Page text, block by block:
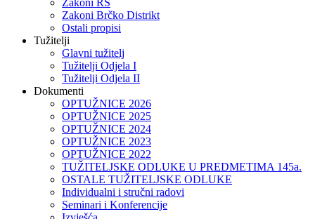
Zakoni RS
Zakoni Brčko Distrikt
Ostali propisi
Tužitelji
Glavni tužitelj
Tužitelji Odjela I
Tužitelji Odjela II
Dokumenti
OPTUŽNICE 2026
OPTUŽNICE 2025
OPTUŽNICE 2024
OPTUŽNICE 2023
OPTUŽNICE 2022
TUŽITELJSKE ODLUKE U PREDMETIMA 145a.
OSTALE TUŽITELJSKE ODLUKE
Individualni i stručni radovi
Seminari i Konferencije